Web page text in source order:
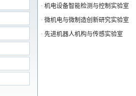
· 机电设备智能检测与控制实验室
· 微机电与微制造创新研究实验室
· 先进机器人机构与传感实验室